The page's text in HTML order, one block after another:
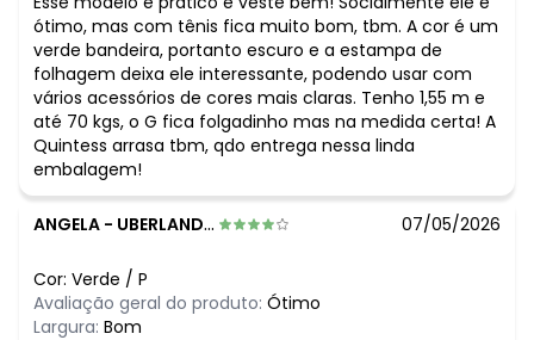
ótimo, mas com tênis fica muito bom, tbm. A cor é um
verde bandeira, portanto escuro e a estampa de
folhagem deixa ele interessante, podendo usar com
vários acessórios de cores mais claras. Tenho 1,55 m e
até 70 kgs, o G fica folgadinho mas na medida certa! A
Quintess arrasa tbm, qdo entrega nessa linda
embalagem!
ANGELA - UBERLANDIA - MG 07/05/2026
Cor: Verde / P
Avaliação geral do produto: Ótimo
Largura: Bom